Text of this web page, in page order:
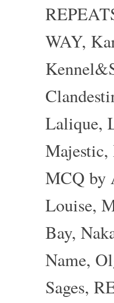
WAY,
Lalique,
Majestic,
MCQ by
Louise,
Bay,
Name,
Sages,